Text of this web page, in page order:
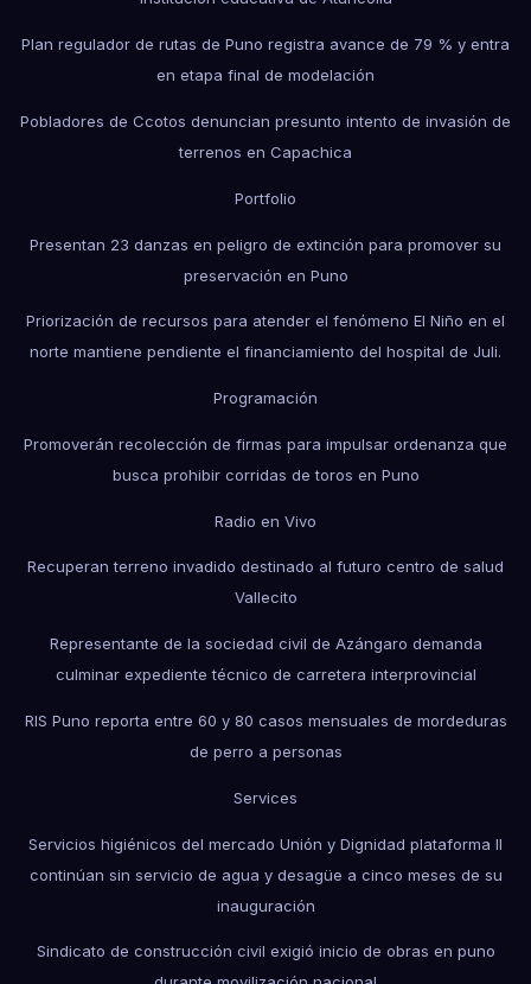
Plan regulador de rutas de Puno registra avance de 79 % y entra
en etapa final de modelación
Pobladores de Ccotos denuncian presunto intento de invasión de
terrenos en Capachica
Portfolio
Presentan 23 danzas en peligro de extinción para promover su
preservación en Puno
Priorización de recursos para atender el fenómeno El Niño en el
norte mantiene pendiente el financiamiento del hospital de Juli.
Programación
Promoverán recolección de firmas para impulsar ordenanza que
busca prohibir corridas de toros en Puno
Radio en Vivo
Recuperan terreno invadido destinado al futuro centro de salud
Vallecito
Representante de la sociedad civil de Azángaro demanda
culminar expediente técnico de carretera interprovincial
RIS Puno reporta entre 60 y 80 casos mensuales de mordeduras
de perro a personas
Services
Servicios higiénicos del mercado Unión y Dignidad plataforma II
continúan sin servicio de agua y desagüe a cinco meses de su
inauguración
Sindicato de construcción civil exigió inicio de obras en puno